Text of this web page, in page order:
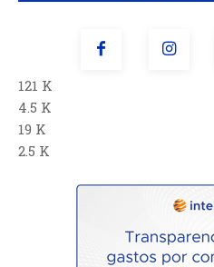
121 K
4.5 K
19 K
2.5 K